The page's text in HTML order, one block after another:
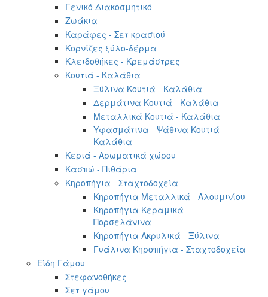
Γενικό Διακοσμητικό
Ζωάκια
Καράφες - Σετ κρασιού
Κορνίζες ξύλο-δέρμα
Κλειδοθήκες - Κρεμάστρες
Κουτιά - Καλάθια
Ξύλινα Κουτιά - Καλάθια
Δερμάτινα Κουτιά - Καλάθια
Μεταλλικά Κουτιά - Καλάθια
Υφασμάτινα - Ψάθινα Κουτιά -
Καλάθια
Κεριά - Αρωματικά χώρου
Κασπώ - Πιθάρια
Κηροπήγια - Σταχτοδοχεία
Κηροπήγια Μεταλλικά - Αλουμινίου
Κηροπήγια Κεραμικά -
Πορσελάνινα
Κηροπήγια Ακρυλικά - Ξύλινα
Γυάλινα Κηροπήγια - Σταχτοδοχεία
Είδη Γάμου
Στεφανοθήκες
Σετ γάμου